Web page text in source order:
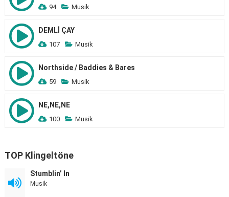
94 Musik
DEMLİ ÇAY
107 Musik
Northside / Baddies & Bares
59 Musik
NE,NE,NE
100 Musik
TOP Klingeltöne
Stumblin’ In
Musik